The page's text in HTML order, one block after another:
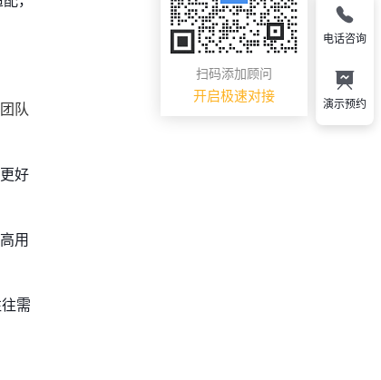
队
好
用
需
扫码添加顾问
开启极速对接
电话咨询
演示预约